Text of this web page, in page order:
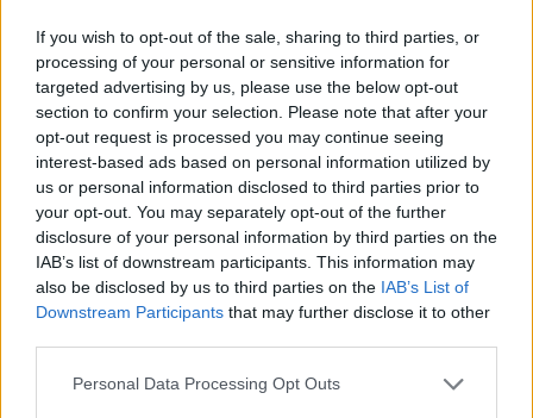
If you wish to opt-out of the sale, sharing to third parties, or
processing of your personal or sensitive information for
targeted advertising by us, please use the below opt-out
section to confirm your selection. Please note that after your
opt-out request is processed you may continue seeing
interest-based ads based on personal information utilized by
us or personal information disclosed to third parties prior to
your opt-out. You may separately opt-out of the further
disclosure of your personal information by third parties on the
IAB’s list of downstream participants. This information may
also be disclosed by us to third parties on the IAB’s List of
Downstream Participants that may further disclose it to other
Personal Data Processing Opt Outs
Effectiviteit
Hoeveelheid bijwerkingen
Ik gebruik nu sinds een jaar benzoylperoxide hydrogel.
Mijn homeopatische arts raadde het me aan. Smeer het
over mijn hele gezicht en het werkt goed. De eerste paar
weken is je huid wat rood maar dat is het absoluut waard,
heb nu een veel egalere huid. Mijn arts raadde me wel aan
de zomermaanden 2 x per week te gebruiken in plaats
van iedere dag. Ik ben zeer tevreden,[lees meer...]
geef mening 0 reacties